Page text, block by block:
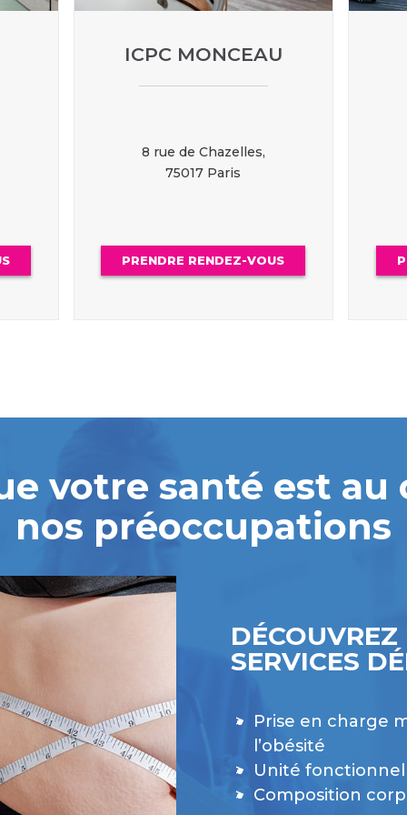
ICPC MONCEAU
8 rue de Chazelles,
75017 Paris
PRENDRE RENDEZ-VOUS
votre santé est
nos préoccupations
DÉCOUVREZ
SERVICES
Prise en charge
l’obésité
Unité
Composition